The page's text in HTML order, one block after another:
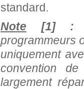
standard.
Note [1] :
programmeurs
uniquement
convention
largement